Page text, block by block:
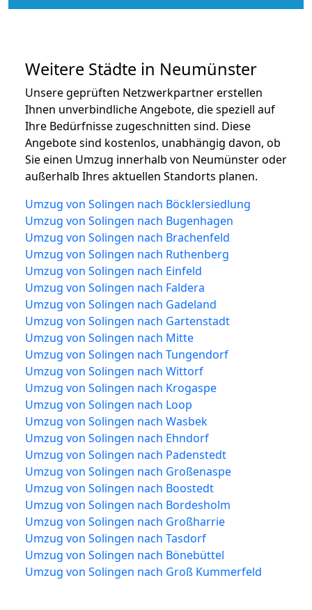
Weitere Städte in Neumünster
Unsere geprüften Netzwerkpartner erstellen
Ihnen unverbindliche Angebote, die speziell auf
Ihre Bedürfnisse zugeschnitten sind. Diese
Angebote sind kostenlos, unabhängig davon, ob
Sie einen Umzug innerhalb von Neumünster oder
außerhalb Ihres aktuellen Standorts planen.
Umzug von Solingen nach Böcklersiedlung
Umzug von Solingen nach Bugenhagen
Umzug von Solingen nach Brachenfeld
Umzug von Solingen nach Ruthenberg
Umzug von Solingen nach Einfeld
Umzug von Solingen nach Faldera
Umzug von Solingen nach Gadeland
Umzug von Solingen nach Gartenstadt
Umzug von Solingen nach Mitte
Umzug von Solingen nach Tungendorf
Umzug von Solingen nach Wittorf
Umzug von Solingen nach Krogaspe
Umzug von Solingen nach Loop
Umzug von Solingen nach Wasbek
Umzug von Solingen nach Ehndorf
Umzug von Solingen nach Padenstedt
Umzug von Solingen nach Großenaspe
Umzug von Solingen nach Boostedt
Umzug von Solingen nach Bordesholm
Umzug von Solingen nach Großharrie
Umzug von Solingen nach Tasdorf
Umzug von Solingen nach Bönebüttel
Umzug von Solingen nach Groß Kummerfeld